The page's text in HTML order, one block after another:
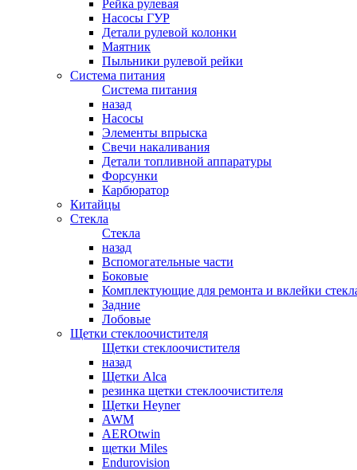
Рейка рулевая
Насосы ГУР
Детали рулевой колонки
Маятник
Пыльники рулевой рейки
Система питания
Система питания
назад
Насосы
Элементы впрыска
Свечи накаливания
Детали топливной аппаратуры
Форсунки
Карбюратор
Китайцы
Стекла
Стекла
назад
Вспомогательные части
Боковые
Комплектующие для ремонта и вклейки
Задние
Лобовые
Щетки стеклоочистителя
Щетки стеклоочистителя
назад
Щетки Alca
резинка щетки стеклоочистителя
Щетки Heyner
AWM
AEROtwin
щетки Miles
Endurovision